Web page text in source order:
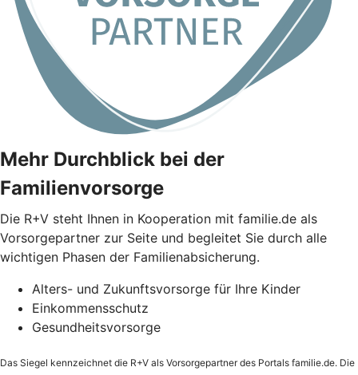
Mehr Durchblick bei der
Familienvorsorge
Die R+V steht Ihnen in Kooperation mit familie.de als
Vorsorgepartner zur Seite und begleitet Sie durch alle
wichtigen Phasen der Familienabsicherung.
Alters- und Zukunftsvorsorge für Ihre Kinder
Einkommensschutz
Gesundheitsvorsorge
Das Siegel kennzeichnet die R+V als Vorsorgepartner des Portals familie.de. Die